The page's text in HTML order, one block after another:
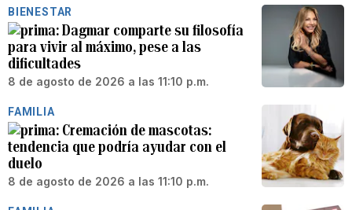
BIENESTAR
Dagmar comparte su filosofía
para vivir al máximo, pese a las
dificultades
8 de agosto de 2026 a las 11:10 p.m.
FAMILIA
Cremación de mascotas:
tendencia que podría ayudar con el
duelo
8 de agosto de 2026 a las 11:10 p.m.